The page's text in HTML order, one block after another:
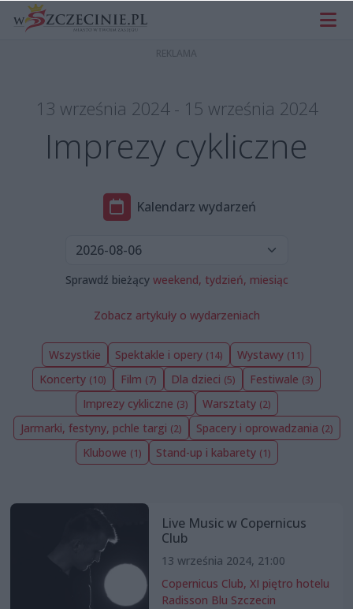
13 września 2024 - 15 września 2024
Imprezy cykliczne
Kalendarz wydarzeń
Sprawdź bieżący weekend, tydzień, miesiąc
Zobacz artykuły o wydarzeniach
Wszystkie Spektakle i opery (14) Wystawy (11)
Koncerty (10) Film (7) Dla dzieci (5) Festiwale (3)
Imprezy cykliczne (3) Warsztaty (2)
Jarmarki, festyny, pchle targi (2) Spacery i oprowadzania (2)
Klubowe (1) Stand-up i kabarety (1)
Live Music w Copernicus
Club
13 września 2024, 21:00
Copernicus Club, XI piętro hotelu
Radisson Blu Szczecin